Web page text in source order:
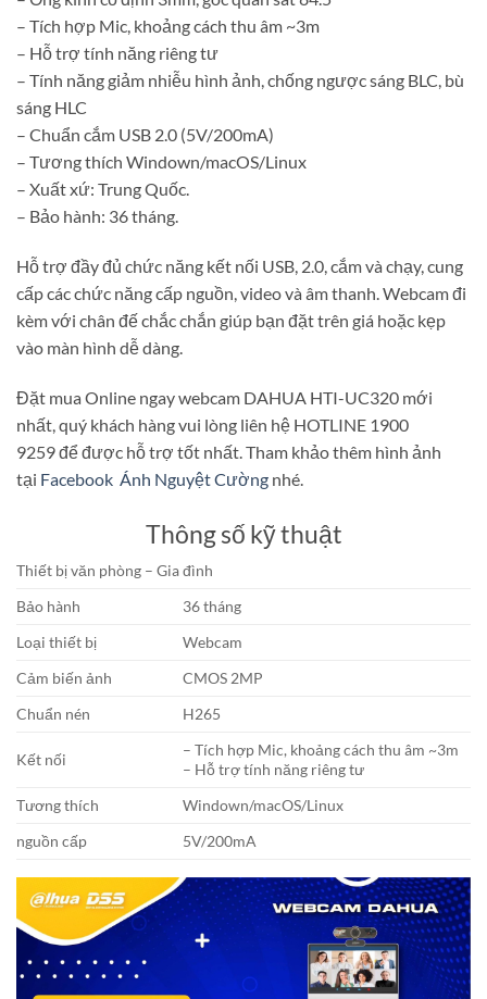
– Tích hợp Mic, khoảng cách thu âm ~3m
– Hỗ trợ tính năng riêng tư
– Tính năng giảm nhiễu hình ảnh, chống ngược sáng BLC, bù
sáng HLC
– Chuẩn cắm USB 2.0 (5V/200mA)
– Tương thích Windown/macOS/Linux
– Xuất xứ: Trung Quốc.
– Bảo hành: 36 tháng.
Hỗ trợ đầy đủ chức năng kết nối USB, 2.0, cắm và chạy, cung
cấp các chức năng cấp nguồn, video và âm thanh. Webcam đi
kèm với chân đế chắc chắn giúp bạn đặt trên giá hoặc kẹp
vào màn hình dễ dàng.
Đặt mua Online ngay webcam DAHUA HTI-UC320 mới
nhất, quý khách hàng vui lòng liên hệ HOTLINE 1900
9259 để được hỗ trợ tốt nhất. Tham khảo thêm hình ảnh
tại Facebook Ánh Nguyệt Cường nhé.
Thông số kỹ thuật
Thiết bị văn phòng – Gia đình
Bảo hành
36 tháng
Loại thiết bị
Webcam
Cảm biến ảnh
CMOS 2MP
Chuẩn nén
H265
Kết nối
– Tích hợp Mic, khoảng cách thu âm ~3m
– Hỗ trợ tính năng riêng tư
Tương thích
Windown/macOS/Linux
nguồn cấp
5V/200mA